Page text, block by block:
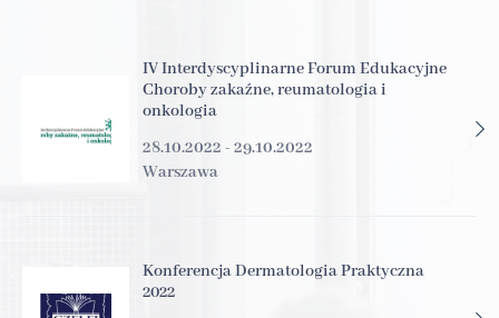
IV Interdyscyplinarne Forum Edukacyjne
Choroby zakaźne, reumatologia i
onkologia
28.10.2022 - 29.10.2022
Warszawa
Konferencja Dermatologia Praktyczna
2022